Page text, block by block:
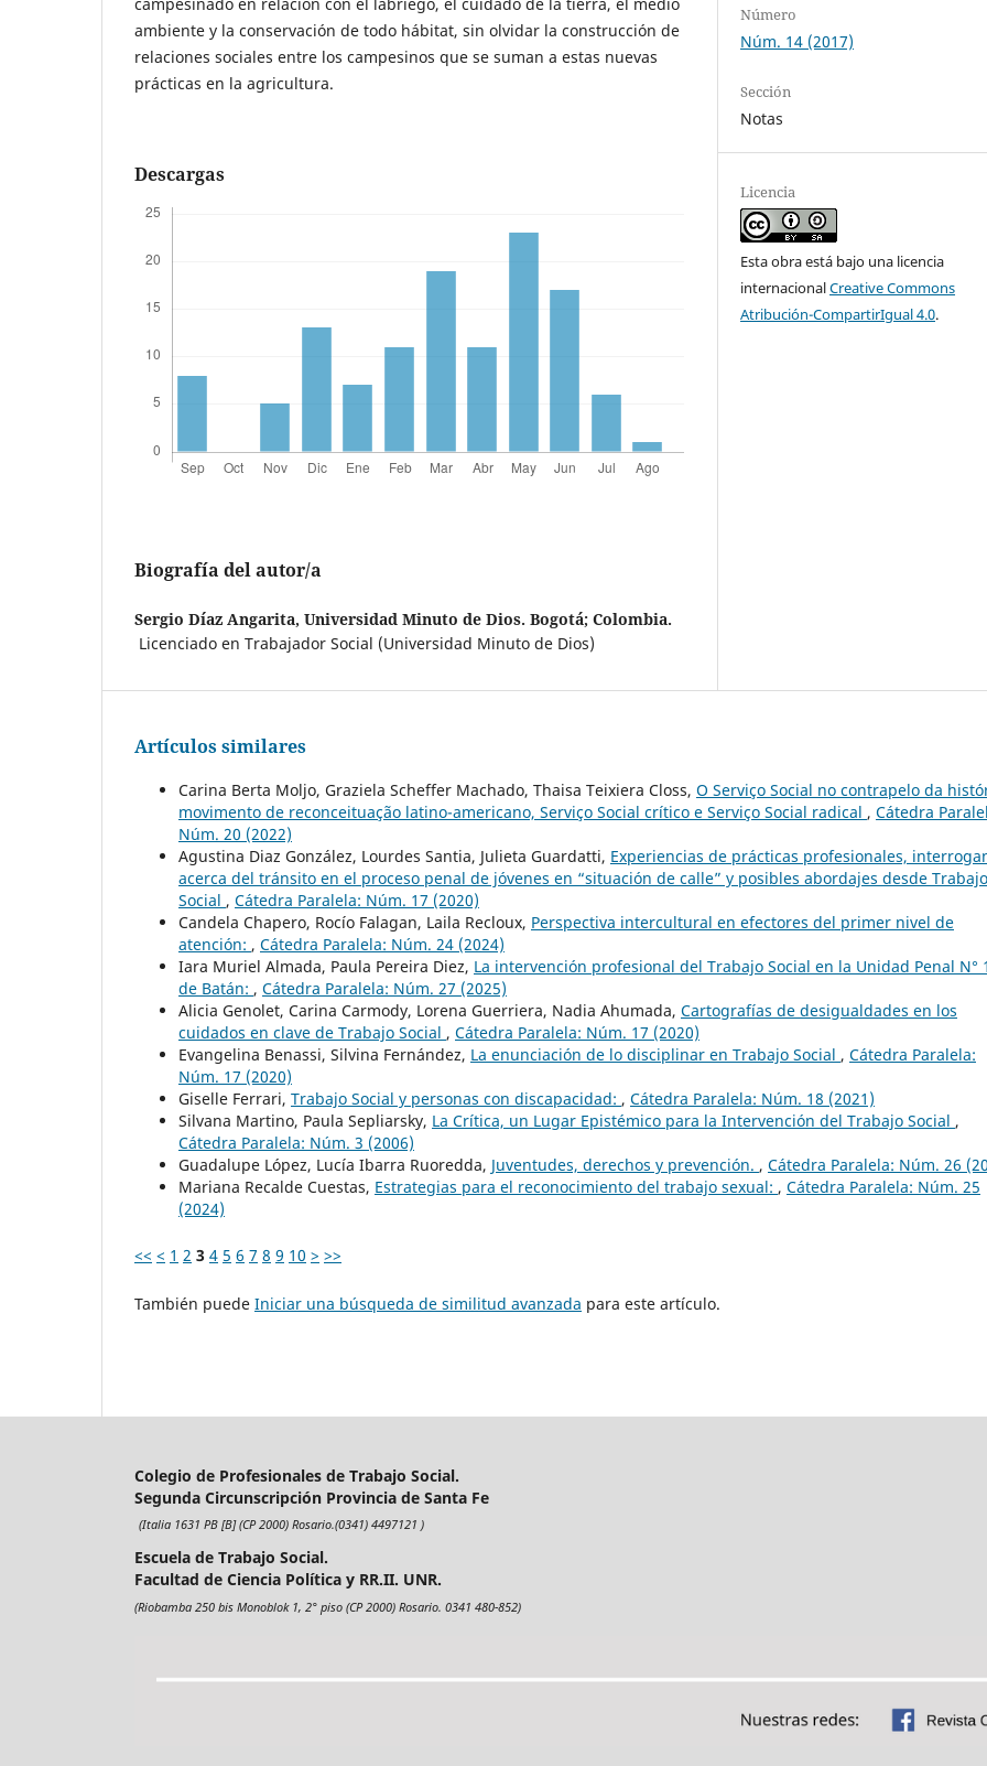
ambiente y la conservación de todo hábitat, sin olvidar la construcción de
relaciones sociales entre los campesinos que se suman a estas nuevas
prácticas en la agricultura.
Descargas
Biografía del autor/a
Sergio Díaz Angarita, Universidad Minuto de Dios. Bogotá; Colombia.
Licenciado en Trabajador Social (Universidad Minuto de Dios)
Número
Núm. 14 (2017)
Sección
Notas
Licencia
Esta obra está bajo una licencia
internacionalCreative Commons
Atribución-CompartirIgual 4.0.
Artículos similares
Carina Berta Moljo, Graziela Scheffer Machado, Thaisa Teixiera Closs, O Serviço Social no contrapelo da
movimento de reconceituação latino-americano, Serviço Social crítico e Serviço Social radical , Cátedra
Núm. 20 (2022)
Agustina Diaz González, Lourdes Santia, Julieta Guardatti, Experiencias de prácticas profesionales,
acerca del tránsito en el proceso penal de jóvenes en “situación de calle” y posibles abordajes desde Trabajo
Social , Cátedra Paralela: Núm. 17 (2020)
Candela Chapero, Rocío Falagan, Laila Recloux, Perspectiva intercultural en efectores del primer nivel de
atención: , Cátedra Paralela: Núm. 24 (2024)
Iara Muriel Almada, Paula Pereira Diez, La intervención profesional del Trabajo Social en la Unidad Penal N°
de Batán: , Cátedra Paralela: Núm. 27 (2025)
Alicia Genolet, Carina Carmody, Lorena Guerriera, Nadia Ahumada, Cartografías de desigualdades en los
cuidados en clave de Trabajo Social , Cátedra Paralela: Núm. 17 (2020)
Evangelina Benassi, Silvina Fernández, La enunciación de lo disciplinar en Trabajo Social , Cátedra Paralela:
Núm. 17 (2020)
Giselle Ferrari, Trabajo Social y personas con discapacidad: , Cátedra Paralela: Núm. 18 (2021)
Silvana Martino, Paula Sepliarsky, La Crítica, un Lugar Epistémico para la Intervención del Trabajo Social ,
Cátedra Paralela: Núm. 3 (2006)
Guadalupe López, Lucía Ibarra Ruoredda, Juventudes, derechos y prevención. , Cátedra Paralela: Núm. 26
Mariana Recalde Cuestas, Estrategias para el reconocimiento del trabajo sexual: , Cátedra Paralela: Núm. 25
(2024)
<< < 1 2 3 4 5 6 7 8 9 10 > >>
También puede Iniciar una búsqueda de similitud avanzada para este artículo.
Colegio de Profesionales de Trabajo Social.
Segunda Circunscripción Provincia de Santa Fe
(Italia 1631 PB [B] (CP 2000) Rosario.(0341) 4497121 )
Escuela de Trabajo Social.
Facultad de Ciencia Política y RR.II. UNR.
(Riobamba 250 bis Monoblok 1, 2° piso (CP 2000) Rosario. 0341 480-852)